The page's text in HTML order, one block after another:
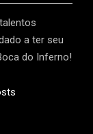
a ter seu
do Inferno!